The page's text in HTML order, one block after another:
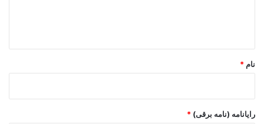
نام *
رایانامه (نامه برقی) *